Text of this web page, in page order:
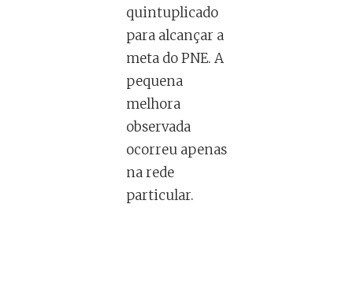
quintuplicado
para alcançar a
meta do PNE. A
pequena
melhora
observada
ocorreu apenas
na rede
particular.